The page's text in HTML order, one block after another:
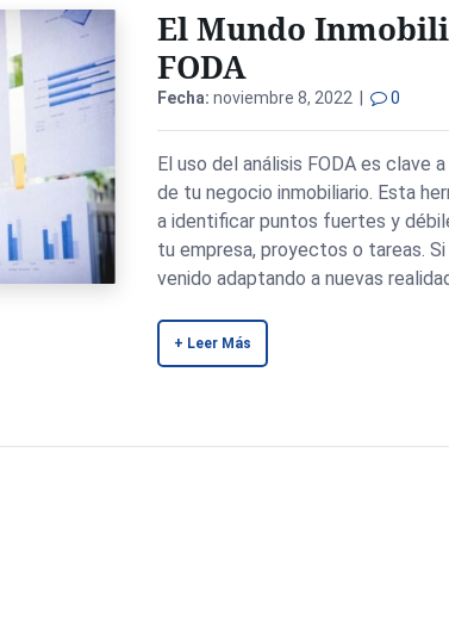
El Mundo
FODA
Fecha: noviembre 8, 2022 | 0
El uso del análisis FODA es clave
de tu negocio inmobiliario. Esta
a identificar puntos fuertes y
tu empresa, proyectos o tareas.
venido adaptando a nuevas
+ Leer Más